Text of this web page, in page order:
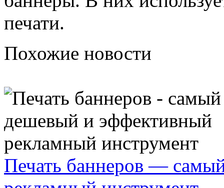
печати.
Похожие новости
Печать баннеров —